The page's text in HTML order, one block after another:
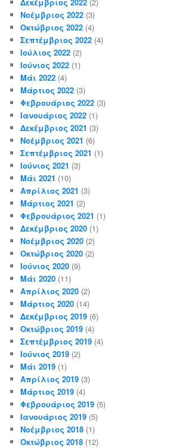
Νοέμβριος 2022 (3)
Οκτώβριος 2022 (4)
Σεπτέμβριος 2022 (4)
Ιούλιος 2022 (2)
Ιούνιος 2022 (1)
Μάι 2022 (4)
Μάρτιος 2022 (3)
Φεβρουάριος 2022 (3)
Ιανουάριος 2022 (1)
Δεκέμβριος 2021 (3)
Νοέμβριος 2021 (6)
Σεπτέμβριος 2021 (1)
Ιούνιος 2021 (3)
Μάι 2021 (10)
Απρίλιος 2021 (3)
Μάρτιος 2021 (2)
Φεβρουάριος 2021 (1)
Δεκέμβριος 2020 (1)
Νοέμβριος 2020 (2)
Οκτώβριος 2020 (2)
Ιούνιος 2020 (9)
Μάι 2020 (11)
Απρίλιος 2020 (2)
Μάρτιος 2020 (14)
Δεκέμβριος 2019 (6)
Οκτώβριος 2019 (4)
Σεπτέμβριος 2019 (4)
Ιούνιος 2019 (2)
Μάι 2019 (1)
Απρίλιος 2019 (3)
Μάρτιος 2019 (4)
Φεβρουάριος 2019 (5)
Ιανουάριος 2019 (5)
Νοέμβριος 2018 (1)
Οκτώβριος 2018 (12)